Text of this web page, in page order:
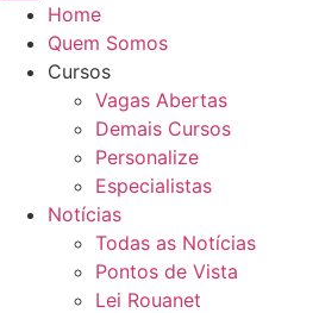
Home
Quem Somos
Cursos
Vagas Abertas
Demais Cursos
Personalize
Especialistas
Notícias
Todas as Notícias
Pontos de Vista
Lei Rouanet